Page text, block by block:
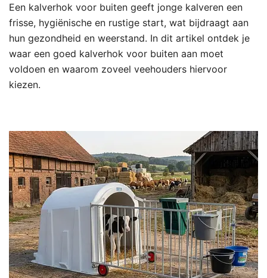
Een kalverhok voor buiten geeft jonge kalveren een
frisse, hygiënische en rustige start, wat bijdraagt aan
hun gezondheid en weerstand. In dit artikel ontdek je
waar een goed kalverhok voor buiten aan moet
voldoen en waarom zoveel veehouders hiervoor
kiezen.